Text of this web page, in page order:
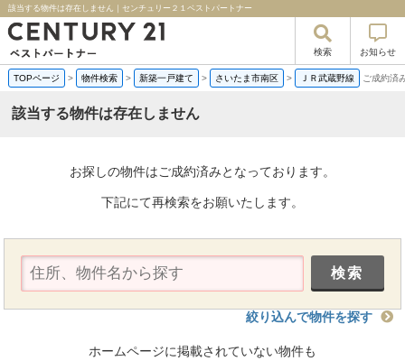
該当する物件は存在しません｜センチュリー２１ベストパートナー
検索 お知らせ
TOPページ > 物件検索 > 新築一戸建て > さいたま市南区 > ＪＲ武蔵野線 ご成約済
該当する物件は存在しません
お探しの物件はご成約済みとなっております。
下記にて再検索をお願いたします。
絞り込んで物件を探す
ホームページに掲載されていない物件も